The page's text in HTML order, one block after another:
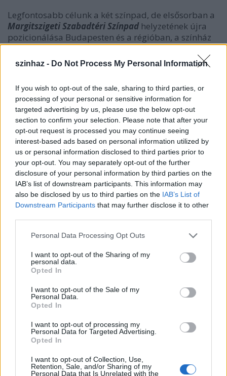
szinhaz - Do Not Process My Personal Information
If you wish to opt-out of the sale, sharing to third parties, or
processing of your personal or sensitive information for
targeted advertising by us, please use the below opt-out
section to confirm your selection. Please note that after your
opt-out request is processed you may continue seeing
interest-based ads based on personal information utilized by
us or personal information disclosed to third parties prior to
your opt-out. You may separately opt-out of the further
disclosure of your personal information by third parties on the
IAB’s list of downstream participants. This information may
also be disclosed by us to third parties on the IAB’s List of
Downstream Participants that may further disclose it to other
Please note that this website/app uses one or more Google
not limited to your visit or usage behaviour. You may click to
grant or deny consent to Google and its third-party tags to
use your data for below specified purposes in below Google
consent section.
Personal Data Processing Opt Outs
I want to opt-out of the Sharing of my
personal data.
Opted In
I want to opt-out of the Sale of my
Personal Data.
Opted In
I want to opt-out of processing my
Personal Data for Targeted Advertising.
Opted In
I want to opt-out of Collection, Use,
Retention, Sale, and/or Sharing of my
Personal Data that Is Unrelated with the
Legfontosabb célunk a két színpad, de elsősorban a
Margitszigeti Szabadtéri Színpadhelyzetének újra
pozicionálása Budapesten és a régióban, a színház
újjáépítésének előkészítése, s az egymásra épülő, a
nyári szabadtéri jellegű játszás mellett a
többfunkciós szolgáltatási rendszer kiépítése. A
Budapest egy új, építészeti és kulturális értékeit
tekintve emblematikus színházi objektummal lesz
gazdagabb. Az új, multifunkcionális színházi
együttes terveink szerint nemzetközi kurzusok,
exkluzív fogadások helyszíne lesz, ahol a minden
igényt kielégítő zenekari terem és próbahelyiségek
mellett elegáns üzletek, éttermek is helyet kapnak
majd.
Szabad Tér Színházévente új színházi
bemutatókkal várja a közönséget, és lehetőség
minden igényt kielégítő, tartalmas szórakozási
Idei bemutatóink: Gounod
hozunk létre, a sokak által kedvelt
Muzsikahangja
amelyet a Petőfi Musical Stúdió előadásában
MozartA varázsfuvolacímű operája, amely
Zsadon Andrea
rendhagyó produkciója lesz, valamint ismét
színpadra kerül a Mária evangéliumának